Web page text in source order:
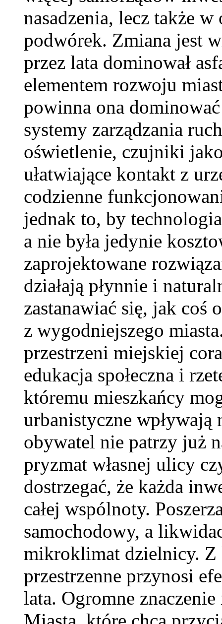
nasadzenia, lecz także
podwórek. Zmiana jest
przez lata dominował
elementem rozwoju
powinna ona
systemy zarządzania
oświetlenie, czujniki
ułatwiające kontakt z
codzienne
jednak to, by
a nie była jedynie
zaprojektowane
działają płynnie i
zastanawiać się, jak coś
z wygodniejszego
przestrzeni miejskiej
edukacja społeczna i
któremu mieszkańcy
urbanistyczne
obywatel nie patrzy już
pryzmat własnej ulicy
dostrzegać, że każda
całej wspólnoty.
samochodowy, a
mikroklimat dzielnicy. Z
przestrzenne przynosi
lata. Ogromne